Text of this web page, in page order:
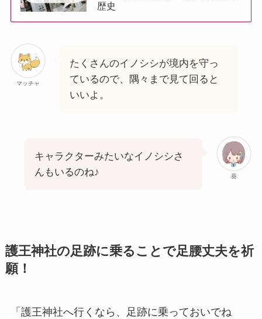
歴史
マッチャ
たくさんのイノシシが境内を守っ
ているので、隅々まで見て回ると
いいよ。
葵
キャラクターみたいなイノシシさ
んもいるのね♪
護王神社の足跡に乗ることで足腰丈夫を祈
願！
「護王神社へ行くなら、足跡に乗っておいでね